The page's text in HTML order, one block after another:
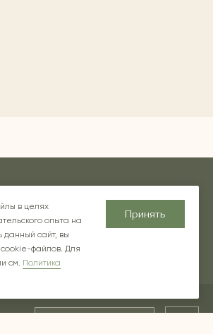
О компании Контакты
в целях
опыта на
данный сайт, вы
файлов. Для
см. Политика
Принять